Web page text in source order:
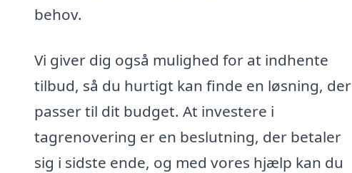
behov.
Vi giver dig også mulighed for at indhente
tilbud, så du hurtigt kan finde en løsning, der
passer til dit budget. At investere i
tagrenovering er en beslutning, der betaler
sig i sidste ende, og med vores hjælp kan du